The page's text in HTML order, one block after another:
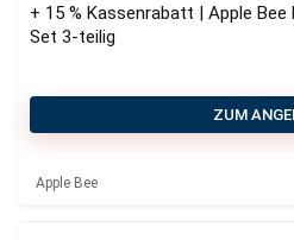
+ 15 % Kassenrabatt | Apple
Set 3-teilig
ZUM
Apple Bee